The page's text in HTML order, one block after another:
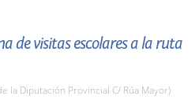
de visitas escolares a la ruta
la Diputación Provincial C/ Rúa Mayor)